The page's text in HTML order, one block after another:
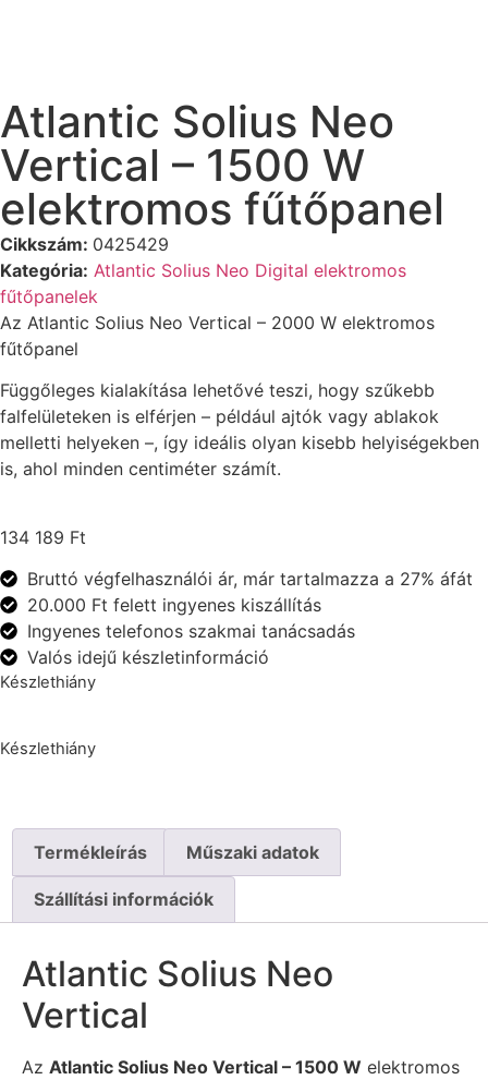
Atlantic Solius Neo
Vertical – 1500 W
elektromos fűtőpanel
Cikkszám: 0425429
Kategória: Atlantic Solius Neo Digital elektromos
fűtőpanelek
Az Atlantic Solius Neo Vertical – 2000 W elektromos
fűtőpanel
Függőleges kialakítása lehetővé teszi, hogy szűkebb
falfelületeken is elférjen – például ajtók vagy ablakok
melletti helyeken –, így ideális olyan kisebb helyiségekben
is, ahol minden centiméter számít.
134 189 Ft
Bruttó végfelhasználói ár, már tartalmazza a 27% áfát
20.000 Ft felett ingyenes kiszállítás
Ingyenes telefonos szakmai tanácsadás
Valós idejű készletinformáció
Készlethiány
Készlethiány
Termékleírás Műszaki adatok
Szállítási információk
Atlantic Solius Neo
Vertical
Az Atlantic Solius Neo Vertical – 1500 W elektromos